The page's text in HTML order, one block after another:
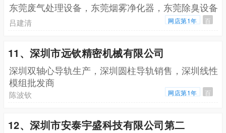
东莞废气处理设备，东莞烟雾净化器，东莞除臭设备
吕建清 网店第1年 百
11、深圳市远钦精密机械有限公司
深圳双轴心导轨生产，深圳圆柱导轨销售，深圳线性
模组批发商
陈波钦 网店第1年 百
12、深圳市安泰宇盛科技有限公司第二